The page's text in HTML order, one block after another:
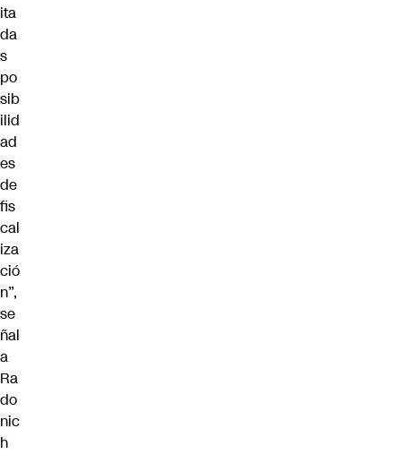
ita
da
s
po
sib
ilid
ad
es
de
fis
cal
iza
ció
n”,
se
ñal
a
Ra
do
nic
h